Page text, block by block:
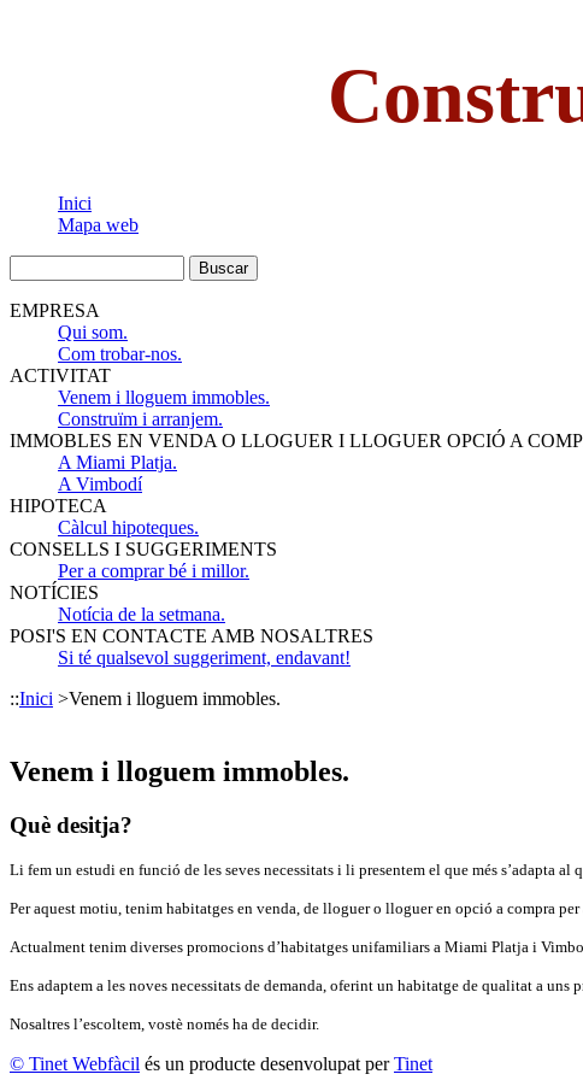
Inici
Mapa web
EMPRESA
Qui som.
Com trobar-nos.
ACTIVITAT
Venem i lloguem immobles.
Construïm i arranjem.
IMMOBLES EN VENDA O LLOGUER I LLOGUER OPCIÓ A
A Miami Platja.
A Vimbodí
HIPOTECA
Càlcul hipoteques.
CONSELLS I SUGGERIMENTS
Per a comprar bé i millor.
NOTÍCIES
Notícia de la setmana.
POSI'S EN CONTACTE AMB NOSALTRES
Si té qualsevol suggeriment, endavant!
::Inici >Venem i lloguem immobles.
Venem i lloguem immobles.
Què desitja?
Li fem un estudi en funció de les seves necessitats i li presentem el que més s’adapta al
Per aquest motiu, tenim habitatges en venda, de lloguer o lloguer en opció a compra per
Actualment tenim diverses promocions d’habitatges unifamiliars a Miami Platja i
Ens adaptem a les noves necessitats de demanda, oferint un habitatge de qualitat a uns
Nosaltres l’escoltem, vostè només ha de decidir.
© Tinet Webfàcil és un producte desenvolupat perTinet